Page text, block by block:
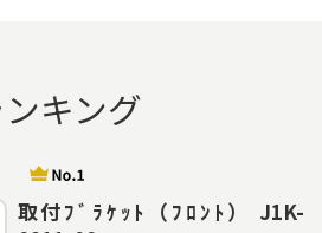
キング
取付ﾌﾞﾗｹｯﾄ（ﾌﾛﾝﾄ） J1K-